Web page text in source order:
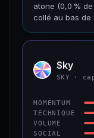
atone (0,0 %
collé au bas de
CAP. MARCHÉ
VAR. 7 J
VS ATH
−5,6 %
SKY Sky
SKY ·
MOMENTUM
TECHNIQUE
VOLUME
SOCIAL